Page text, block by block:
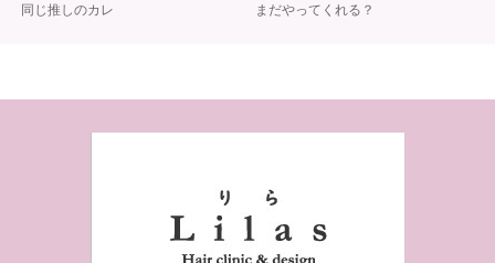
同じ推しのカレ まだやってくれる？